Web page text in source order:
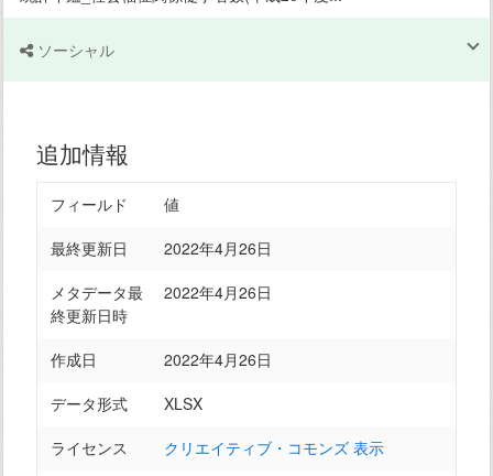
ソーシャル
追加情報
フィールド
値
最終更新日
2022年4月26日
メタデータ最
終更新日時
2022年4月26日
作成日
2022年4月26日
データ形式
XLSX
ライセンス
クリエイティブ・コモンズ 表示